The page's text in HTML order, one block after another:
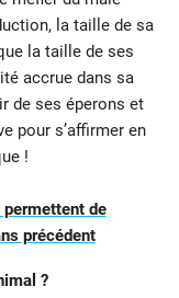
la taille de sa
la taille de ses
accrue dans sa
de ses éperons et
pour s’affirmer en
!
de
précédent
?